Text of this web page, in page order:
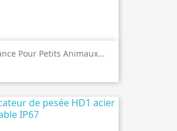
Pour Petits Animaux...